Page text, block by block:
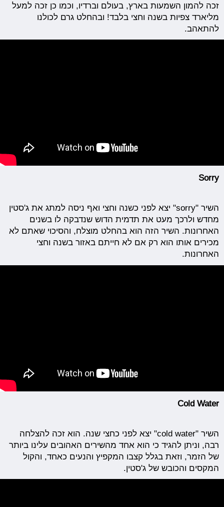
זכה להמון השמעות בארץ, בעולם וברדיו, וכמו כן זכה למעל
מליארד צפיות בשנה וחצי בלבד! ובהחלט גרם לכולנו
להתאהב.
Sorry
השיר "sorry" יצא לפני כשנה וחצי ואף ניסה למתג את ג'סטין
מחדש ולרכך מעט את תדמית הדוש שנדבקה לו בשנים
האחרונות. השיר הזה הוא בהחלט מוצלח, והסיכוי שאתם לא
מכירים אותו הוא רק אם לא חייתם באזור בשנה וחצי
האחרונות.
Cold Water
השיר "cold water" יצא לפני כחצי שנה. הוא זכה להצלחה
רבה, וניתן להגיד כי הוא אחד מהשירים האהובים עלינו ביותר
של הזמר, וזאת בגלל קצבו המקפיץ והנעים כאחד, והקול
המקסים והכובש של ג'סטין.